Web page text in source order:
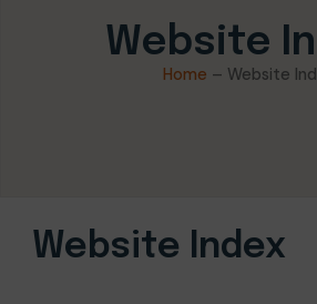
Website
Home – Website
Website Index